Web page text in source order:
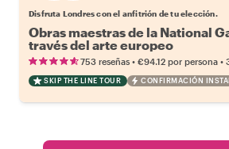
Disfruta Londres con el anfitrión de tu elección.
Obras maestras de la National
través del arte europeo
753 reseñas • €94.12 por persona •
SKIP THE LINE TOUR CONFIRMACIÓN